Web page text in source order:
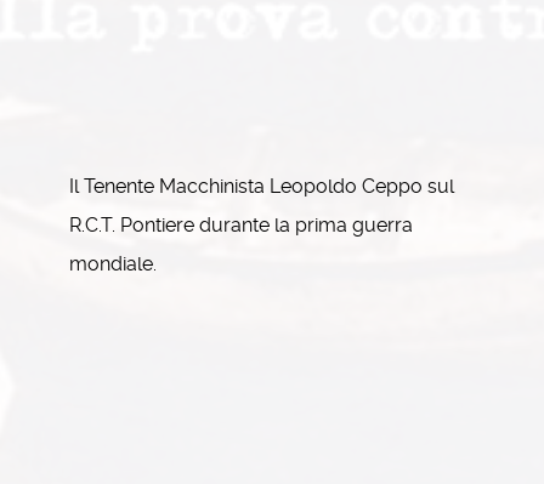
Il Tenente Macchinista Leopoldo Ceppo sul
R.C.T. Pontiere durante la prima guerra
mondiale.